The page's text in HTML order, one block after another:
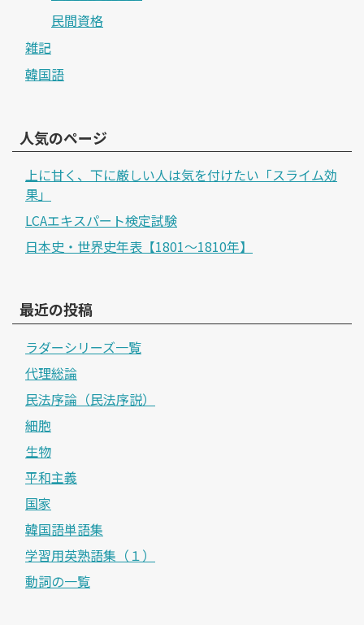
民間資格
雑記
韓国語
人気のページ
上に甘く、下に厳しい人は気を付けたい「スライム効
果」
LCAエキスパート検定試験
日本史・世界史年表【1801～1810年】
最近の投稿
ラダーシリーズ一覧
代理総論
民法序論（民法序説）
細胞
生物
平和主義
国家
韓国語単語集
学習用英熟語集（１）
動詞の一覧